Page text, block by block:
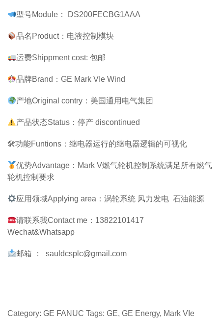
型号Module： DS200FECBG1AAA
品名Product：电液控制模块
运费Shippment cost: 包邮
品牌Brand：GE Mark VIe Wind
产地Original contry：美国通用电气集团
产品状态Status：停产 discontinued
🛠功能Funtions：继电器运行的继电器逻辑的可视化
优势Advantage：Mark V燃气轮机控制系统满足所有燃气
轮机控制要求
应用领域Applying area：涡轮系统 风力发电 石油能源
请联系我Contact me：13822101417
Wechat&Whatsapp
邮箱 ： sauldcsplc@gmail.com
Category: GE FANUC Tags: GE, GE Energy, Mark VIe